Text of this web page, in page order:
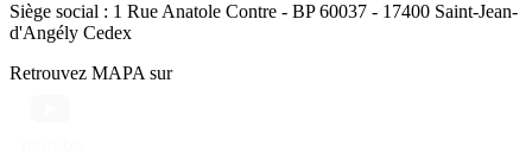
Siège social : 1 Rue Anatole Contre - BP 60037 - 17400 Saint-Jean-
d'Angély Cedex
Retrouvez MAPA sur